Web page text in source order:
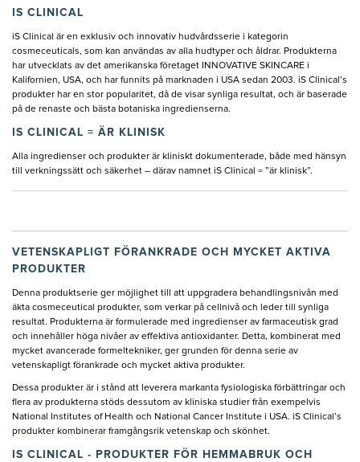
IS CLINICAL
iS Clinical är en exklusiv och innovativ hudvårdsserie i kategorin
cosmeceuticals, som kan användas av alla hudtyper och åldrar. Produkterna
har utvecklats av det amerikanska företaget INNOVATIVE SKINCARE i
Kalifornien, USA, och har funnits på marknaden i USA sedan 2003. iS Clinical’s
produkter har en stor popularitet, då de visar synliga resultat, och är baserade
på de renaste och bästa botaniska ingredienserna.
IS CLINICAL = ÄR KLINISK
Alla ingredienser och produkter är kliniskt dokumenterade, både med hänsyn
till verkningssätt och säkerhet – därav namnet iS Clinical = ”är klinisk”.
VETENSKAPLIGT FÖRANKRADE OCH MYCKET AKTIVA
PRODUKTER
Denna produktserie ger möjlighet till att uppgradera behandlingsnivån med
äkta cosmeceutical produkter, som verkar på cellnivå och leder till synliga
resultat. Produkterna är formulerade med ingredienser av farmaceutisk grad
och innehåller höga nivåer av effektiva antioxidanter. Detta, kombinerat med
mycket avancerade formeltekniker, ger grunden för denna serie av
vetenskapligt förankrade och mycket aktiva produkter.
Dessa produkter är i stånd att leverera markanta fysiologiska förbättringar och
flera av produkterna stöds dessutom av kliniska studier från exempelvis
National Institutes of Health och National Cancer Institute i USA. iS Clinical’s
produkter kombinerar framgångsrik vetenskap och skönhet.
IS CLINICAL - PRODUKTER FÖR HEMMABRUK OCH